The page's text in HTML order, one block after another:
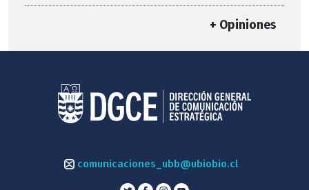
+ Opiniones
comunicaciones_ubb@ubiobio.cl